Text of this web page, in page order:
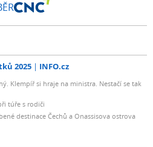
2025 INFO.cz
Klempíř si hraje na ministra. Nestačí se tak
túře s rodiči
destinace Čechů a Onassisova ostrova